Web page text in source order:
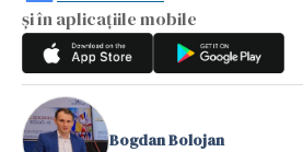
și în aplicațiile mobile
Bogdan Bolojan